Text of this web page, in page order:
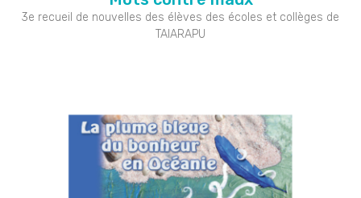
3e recueil de nouvelles des élèves des écoles et collèges de
TAIARAPU